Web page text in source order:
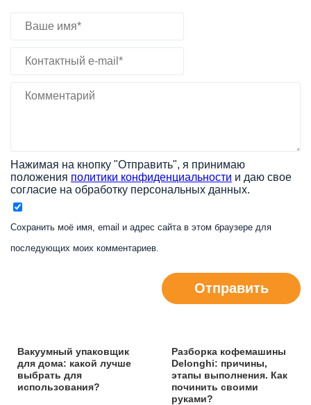
Нажимая на кнопку "Отправить", я принимаю
положения политики конфиденциальности и даю свое
согласие на обработку персональных данных.
Сохранить моё имя, email и адрес сайта в этом браузере для
последующих моих комментариев.
Отправить
Вакуумный упаковщик
для дома: какой лучше
выбрать для
использования?
Разборка кофемашины
Delonghi: причины,
этапы выполнения. Как
починить своими
руками?